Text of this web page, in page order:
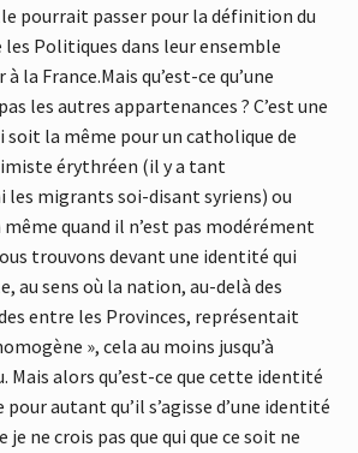
pourrait passer pour la définition du
Politiques dans leur ensemble
la France.Mais qu’est-ce qu’une
les autres appartenances ? C’est une
la même pour un catholique de
érythréen (il y a tant
les migrants soi-disant syriens) ou
quand il n’est pas modérément
trouvons devant une identité qui
au sens où la nation, au-delà des
entre les Provinces, représentait
», cela au moins jusqu’à
Mais alors qu’est-ce que cette identité
autant qu’il s’agisse d’une identité
je ne crois pas que qui que ce soit ne